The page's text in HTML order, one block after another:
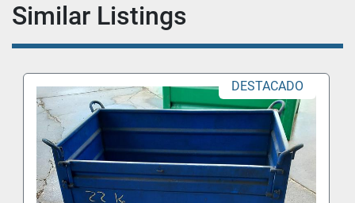
Similar Listings
DESTACADO